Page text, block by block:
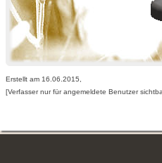
Erstellt am 16.06.2015,
[Verfasser nur für angemeldete Benutzer